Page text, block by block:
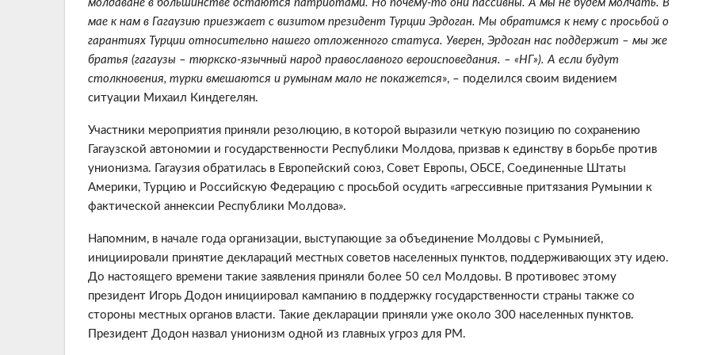
молдаване в большинстве остаются патриотами. Но почему-то они пассивны. А мы не будем молчать. В
мае к нам в Гагаузию приезжает с визитом президент Турции Эрдоган. Мы обратимся к нему с просьбой о
гарантиях Турции относительно нашего отложенного статуса. Уверен, Эрдоган нас поддержит – мы же
братья (гагаузы – тюркско-язычный народ православного вероисповедания. – «НГ»). А если будут
столкновения, турки вмешаются и румынам мало не покажется», – поделился своим видением
ситуации Михаил Киндегелян.
Участники мероприятия приняли резолюцию, в которой выразили четкую позицию по сохранению
Гагаузской автономии и государственности Республики Молдова, призвав к единству в борьбе против
унионизма. Гагаузия обратилась в Европейский союз, Совет Европы, ОБСЕ, Соединенные Штаты
Америки, Турцию и Российскую Федерацию с просьбой осудить «агрессивные притязания Румынии к
фактической аннексии Республики Молдова».
Напомним, в начале года организации, выступающие за объединение Молдовы с Румынией,
инициировали принятие деклараций местных советов населенных пунктов, поддерживающих эту идею.
До настоящего времени такие заявления приняли более 50 сел Молдовы. В противовес этому
президент Игорь Додон инициировал кампанию в поддержку государственности страны также со
стороны местных органов власти. Такие декларации приняли уже около 300 населенных пунктов.
Президент Додон назвал унионизм одной из главных угроз для РМ.